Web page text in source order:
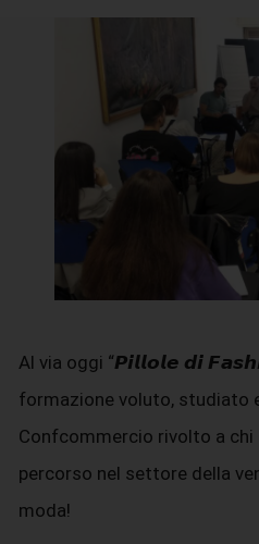
Al via oggi “𝙋𝙞𝙡𝙡𝙤𝙡𝙚 𝙙𝙞
formazione voluto, studiato
Confcommercio rivolto a chi
percorso nel settore della
moda!